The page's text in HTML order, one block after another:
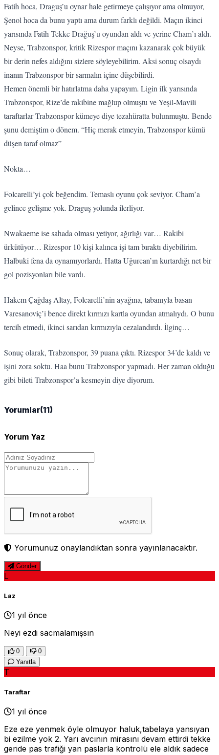
Fatih hoca, Draguş’u oynar hale getirmeye çalışıyor ama olmuyor,
Şenol hoca da bunu yaptı ama durum farklı değildi. Maçın ikinci
yarısında Fatih Tekke Drağuş’u oyundan aldı ve yerine Cham’ı aldı.
Neyse, Trabzonspor, kritik Rizespor maçını kazanarak çok büyük
bir derin nefes aldığını sizlere söyleyebilirim. Aksi sonuç olsaydı
inanın Trabzonspor bir sarmalın içine düşebilirdi.
Hemen önemli bir hatırlatma daha yapayım. Ligin ilk yarısında
Trabzonspor, Rize’de rakibine mağlup olmuştu ve Yeşil-Mavili
taraftarlar Trabzonspor kümeye diye tezahüratta bulunmuştu. Bende
şunu demiştim o dönem. “Hiç merak etmeyin, Trabzonspor kümü
düşen taraf olmaz”
Nokta…
Folcarelli’yi çok beğendim. Temaslı oyunu çok seviyor. Cham’a
gelince gelişme yok. Draguş yolunda ilerliyor.
Nwakaeme ise sahada olması yetiyor, ağırlığı var… Rakibi
ürkütüyor… Rizespor 10 kişi kalınca işi tam bıraktı diyebilirim.
Halbuki fena da oynamıyorlardı. Hatta Uğurcan’ın kurtardığı net bir
gol pozisyonları bile vardı.
Hakem Çağdaş Altay, Folcarelli’nin ayağına, tabanıyla basan
Varesanoviç’i bence direkt kırmızı kartla oyundan atmalıydı. O bunu
tercih etmedi, ikinci sarıdan kırmızıyla cezalandırdı. İlginç…
Sonuç olarak, Trabzonspor, 39 puana çıktı. Rizespor 34’de kaldı ve
işini zora soktu. Haa bunu Trabzonspor yapmadı. Her zaman olduğu
gibi bileti Trabzonspor’a kesmeyin diye diyorum.
Yorumlar(11)
Yorum Yaz
Yorumunuz onaylandıktan sonra yayınlanacaktır.
Gönder
L
Laz
1 yıl önce
Neyi ezdi sacmalamışsın
0
0
Yanıtla
T
Taraftar
1 yıl önce
Eze eze yenmek öyle olmuyor haluk,tabelaya yansıyan
bi ezilme yok 2. Yarı avcının mirasını devam ettirdi tekke
geride pas trafiği yan paslarla kontrolü ele aldık sadece